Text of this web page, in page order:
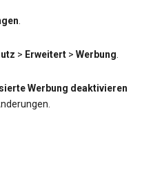
.
> Erweitert > Werbung.
Werbung deaktivieren